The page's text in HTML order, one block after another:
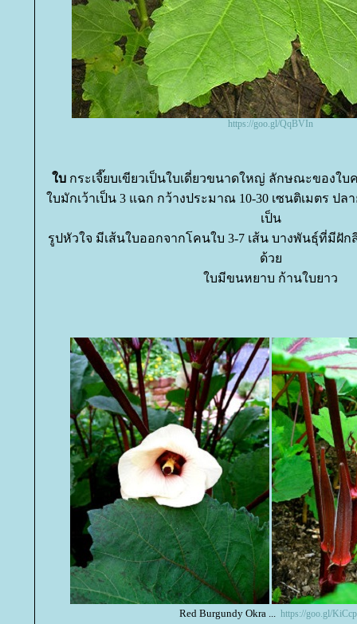
https://goo.gl/QqBVIn
บ กระเจี๊ยบเขียวเป็นใบเดี่ยวขนาดใหญ่ ลักษณะของใบ
บมักเว้าเป็น 3 แฉก กว้างประมาณ 10-30 เซนติเมตร ปล
เป็น
รูปหัวใจ มีเส้นใบออกจากโคนใบ 3-7 เส้น บางพันธุ์ที่มีฝัก
ด้ว
บมีขนหยาบ ก้านใบยาว
Red Burgundy Okra ... https://goo.gl/